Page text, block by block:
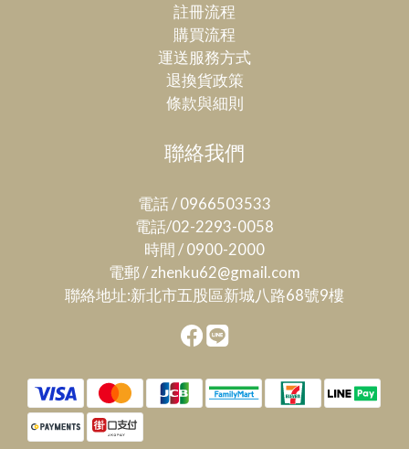
註冊流程
購買流程
運送服務方式
退換貨政策
條款與細則
聯絡我們
電話 / 0966503533
電話/02-2293-0058
時間 / 0900-2000
電郵 / zhenku62@gmail.com
聯絡地址:新北市五股區新城八路68號9樓